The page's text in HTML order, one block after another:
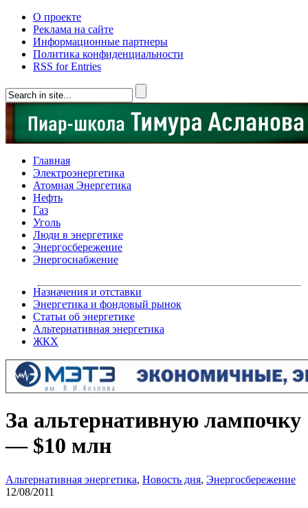
О проекте
Реклама на сайте
Информационные партнеры
Политика конфиденциальности
RSS for Entries
Главная
Электроэнергетика
Атомная Энергетика
Нефть
Газ
Уголь
Люди в энергетике
Энергосбережение
Энергоснабжение
Назначения и отставки
Энергетика и фондовый рынок
Статьи об энергетике
Альтернативная энергетика
ЖКХ
За альтернативную лампочку
— $10 млн
Альтернативная энергетика, Новость дня, Энергосбережение
12/08/2011